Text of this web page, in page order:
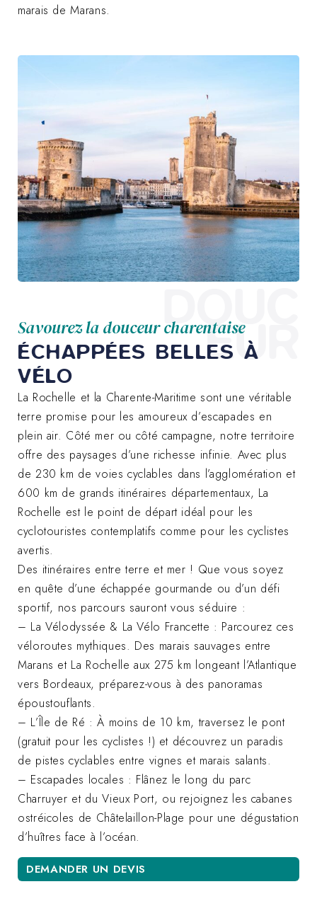
marais de Marans.
Savourez la douceur charentaise
ÉCHAPPÉES BELLES À
VÉLO
La Rochelle et la Charente-Maritime sont une véritable
terre promise pour les amoureux d’escapades en
plein air. Côté mer ou côté campagne, notre territoire
offre des paysages d’une richesse infinie. Avec plus
de 230 km de voies cyclables dans l’agglomération et
600 km de grands itinéraires départementaux, La
Rochelle est le point de départ idéal pour les
cyclotouristes contemplatifs comme pour les cyclistes
avertis.
Des itinéraires entre terre et mer ! Que vous soyez
en quête d’une échappée gourmande ou d’un défi
sportif, nos parcours sauront vous séduire :
– La Vélodyssée & La Vélo Francette : Parcourez ces
véloroutes mythiques. Des marais sauvages entre
Marans et La Rochelle aux 275 km longeant l’Atlantique
vers Bordeaux, préparez-vous à des panoramas
époustouflants.
– L’Île de Ré : À moins de 10 km, traversez le pont
(gratuit pour les cyclistes !) et découvrez un paradis
de pistes cyclables entre vignes et marais salants.
– Escapades locales : Flânez le long du parc
Charruyer et du Vieux Port, ou rejoignez les cabanes
ostréicoles de Châtelaillon-Plage pour une dégustation
d’huîtres face à l’océan.
DEMANDER UN DEVIS
DOUC
EUR